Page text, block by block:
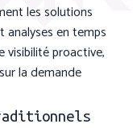
les solutions
analyses en temps
visibilité proactive,
la demande